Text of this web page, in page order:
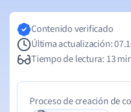
Contenido verificado
Última actualización:
Tiempo de lectura: 13
Proceso de creación de